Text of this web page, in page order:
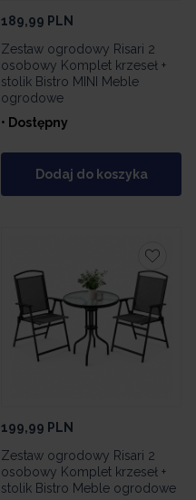
189,99 PLN
Zestaw ogrodowy Risari 2
osobowy Komplet krzeseł +
stolik Bistro MINI Meble
ogrodowe
• Dostępny
Dodaj do koszyka
199,99 PLN
Zestaw ogrodowy Risari 2
osobowy Komplet krzeseł +
stolik Bistro Meble ogrodowe